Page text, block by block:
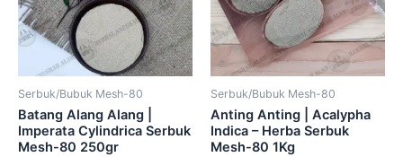
Serbuk/Bubuk Mesh-80
Batang Alang Alang |
Imperata Cylindrica Serbuk
Mesh-80 250gr
Serbuk/Bubuk Mesh-80
Anting Anting | Acalypha
Indica – Herba Serbuk
Mesh-80 1Kg